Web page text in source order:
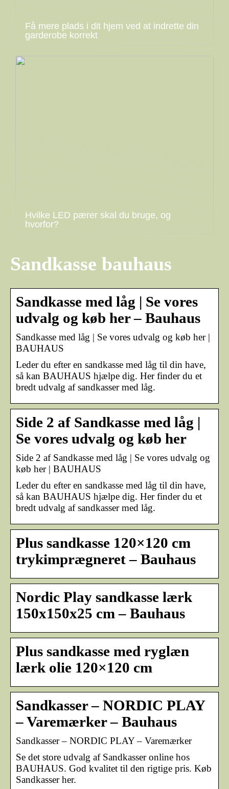
Få mere plads i dit hjem ved at indrette din
garderobe korrekt
Hvilke LED pærer skal du bruge, og
hvorfor?
Sandkasse bauhaus
Sandkasse med låg | Se vores
udvalg og køb her – Bauhaus
Sandkasse med låg | Se vores udvalg og køb her |
BAUHAUS
Leder du efter en sandkasse med låg til din have,
så kan BAUHAUS hjælpe dig. Her finder du et
bredt udvalg af sandkasser med låg.
Side 2 af Sandkasse med låg |
Se vores udvalg og køb her
Side 2 af Sandkasse med låg | Se vores udvalg og
køb her | BAUHAUS
Leder du efter en sandkasse med låg til din have,
så kan BAUHAUS hjælpe dig. Her finder du et
bredt udvalg af sandkasser med låg.
Plus sandkasse 120×120 cm
trykimprægneret – Bauhaus
Nordic Play sandkasse lærk
150x150x25 cm – Bauhaus
Plus sandkasse med ryglæn
lærk olie 120×120 cm
Sandkasser – NORDIC PLAY
– Varemærker – Bauhaus
Sandkasser – NORDIC PLAY – Varemærker
Se det store udvalg af Sandkasser online hos
BAUHAUS. God kvalitet til den rigtige pris. Køb
Sandkasser her.